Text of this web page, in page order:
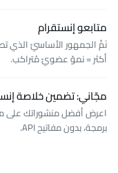
متابعو إنستقرام
نَمِّ الجمهور الأساسيّ الذي
أكثر = نموّ عضويّ مُتراكب.
مجّاني: تضمين خلاصة
اعرض أفضل منشوراتك
برمجة، بدون مفاتيح API.